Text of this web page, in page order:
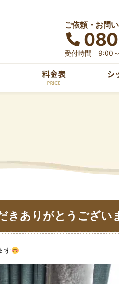
ご依頼・お問
受付時間 9:00
きありがとうござい
す